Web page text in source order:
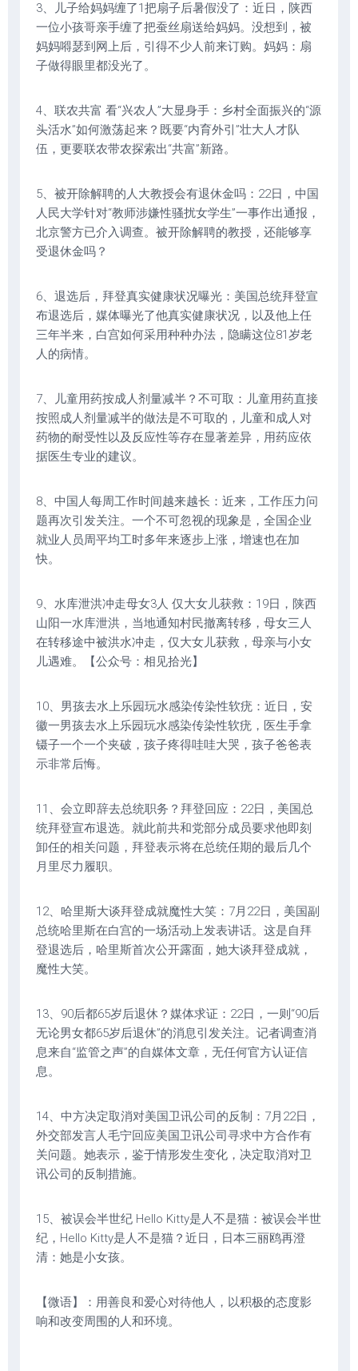
3、儿子给妈妈缠了1把扇子后暑假没了：近日，陕西
一位小孩哥亲手缠了把蚕丝扇送给妈妈。没想到，被
妈妈嘚瑟到网上后，引得不少人前来订购。妈妈：扇
子做得眼里都没光了。
4、联农共富 看“兴农人”大显身手：乡村全面振兴的“源
头活水”如何激荡起来？既要“内育外引”壮大人才队
伍，更要联农带农探索出“共富”新路。
5、被开除解聘的人大教授会有退休金吗：22日，中国
人民大学针对“教师涉嫌性骚扰女学生”一事作出通报，
北京警方已介入调查。被开除解聘的教授，还能够享
受退休金吗？
6、退选后，拜登真实健康状况曝光：美国总统拜登宣
布退选后，媒体曝光了他真实健康状况，以及他上任
三年半来，白宫如何采用种种办法，隐瞒这位81岁老
人的病情。
7、儿童用药按成人剂量减半？不可取：儿童用药直接
按照成人剂量减半的做法是不可取的，儿童和成人对
药物的耐受性以及反应性等存在显著差异，用药应依
据医生专业的建议。
8、中国人每周工作时间越来越长：近来，工作压力问
题再次引发关注。一个不可忽视的现象是，全国企业
就业人员周平均工时多年来逐步上涨，增速也在加
快。
9、水库泄洪冲走母女3人 仅大女儿获救：19日，陕西
山阳一水库泄洪，当地通知村民撤离转移，母女三人
在转移途中被洪水冲走，仅大女儿获救，母亲与小女
儿遇难。【公众号：相见拾光】
10、男孩去水上乐园玩水感染传染性软疣：近日，安
徽一男孩去水上乐园玩水感染传染性软疣，医生手拿
镊子一个一个夹破，孩子疼得哇哇大哭，孩子爸爸表
示非常后悔。
11、会立即辞去总统职务？拜登回应：22日，美国总
统拜登宣布退选。就此前共和党部分成员要求他即刻
卸任的相关问题，拜登表示将在总统任期的最后几个
月里尽力履职。
12、哈里斯大谈拜登成就魔性大笑：7月22日，美国副
总统哈里斯在白宫的一场活动上发表讲话。这是自拜
登退选后，哈里斯首次公开露面，她大谈拜登成就，
魔性大笑。
13、90后都65岁后退休？媒体求证：22日，一则“90后
无论男女都65岁后退休”的消息引发关注。记者调查消
息来自“监管之声”的自媒体文章，无任何官方认证信
息。
14、中方决定取消对美国卫讯公司的反制：7月22日，
外交部发言人毛宁回应美国卫讯公司寻求中方合作有
关问题。她表示，鉴于情形发生变化，决定取消对卫
讯公司的反制措施。
15、被误会半世纪 Hello Kitty是人不是猫：被误会半世
纪，Hello Kitty是人不是猫？近日，日本三丽鸥再澄
清：她是小女孩。
【微语】：用善良和爱心对待他人，以积极的态度影
响和改变周围的人和环境。